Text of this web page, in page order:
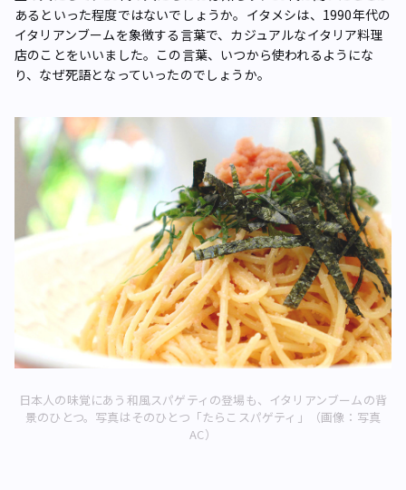
あるといった程度ではないでしょうか。イタメシは、1990年代の
イタリアンブームを象徴する言葉で、カジュアルなイタリア料理
店のことをいいました。この言葉、いつから使われるようにな
り、なぜ死語となっていったのでしょうか。
日本人の味覚にあう和風スパゲティの登場も、イタリアンブームの背
景のひとつ。写真はそのひとつ「たらこスパゲティ」（画像：写真
AC）